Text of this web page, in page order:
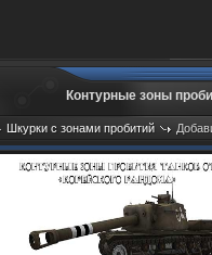
Контурные зоны
Шкурки с зонами пробитий
Просмотров: 2945